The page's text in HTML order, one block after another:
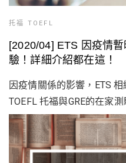
托福 TOEFL
[2020/04] ETS 因疫情
驗！詳細介紹都在這！
因疫情關係的影響，ETS
TOEFL 托福與GRE的在家